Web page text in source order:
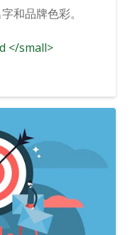
和品牌色彩。
</small>